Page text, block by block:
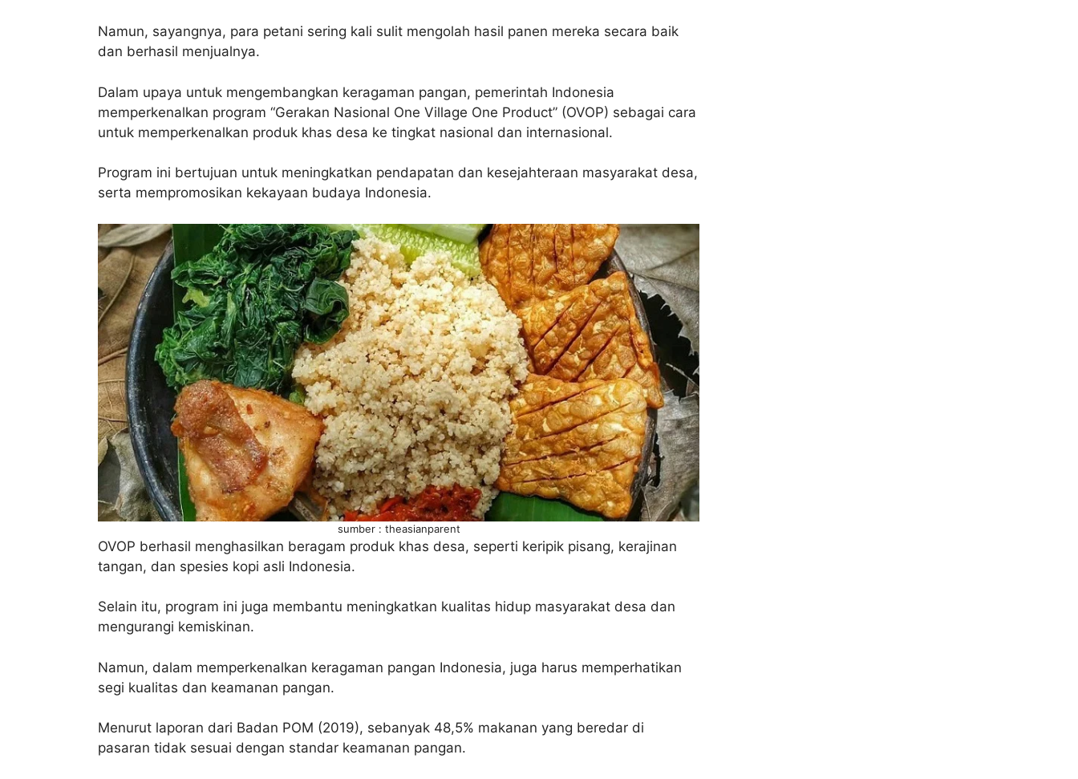
Namun, sayangnya, para petani sering kali sulit mengolah hasil panen mereka secara baik
dan berhasil menjualnya.
Dalam upaya untuk mengembangkan keragaman pangan, pemerintah Indonesia
memperkenalkan program “Gerakan Nasional One Village One Product” (OVOP) sebagai cara
untuk memperkenalkan produk khas desa ke tingkat nasional dan internasional.
Program ini bertujuan untuk meningkatkan pendapatan dan kesejahteraan masyarakat desa,
serta mempromosikan kekayaan budaya Indonesia.
sumber : theasianparent
OVOP berhasil menghasilkan beragam produk khas desa, seperti keripik pisang, kerajinan
tangan, dan spesies kopi asli Indonesia.
Selain itu, program ini juga membantu meningkatkan kualitas hidup masyarakat desa dan
mengurangi kemiskinan.
Namun, dalam memperkenalkan keragaman pangan Indonesia, juga harus memperhatikan
segi kualitas dan keamanan pangan.
Menurut laporan dari Badan POM (2019), sebanyak 48,5% makanan yang beredar di
pasaran tidak sesuai dengan standar keamanan pangan.